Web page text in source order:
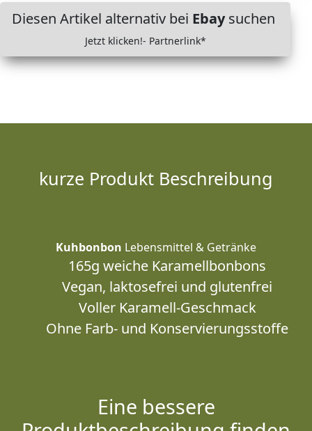
Diesen Artikel alternativ bei Ebaysuchen
Jetzt klicken!- Partnerlink*
kurze Produkt Beschreibung
Kuhbonbon Lebensmittel & Getränke
165g weiche Karamellbonbons
Vegan, laktosefrei und glutenfrei
Voller Karamell-Geschmack
Ohne Farb- und Konservierungsstoffe
Eine bessere